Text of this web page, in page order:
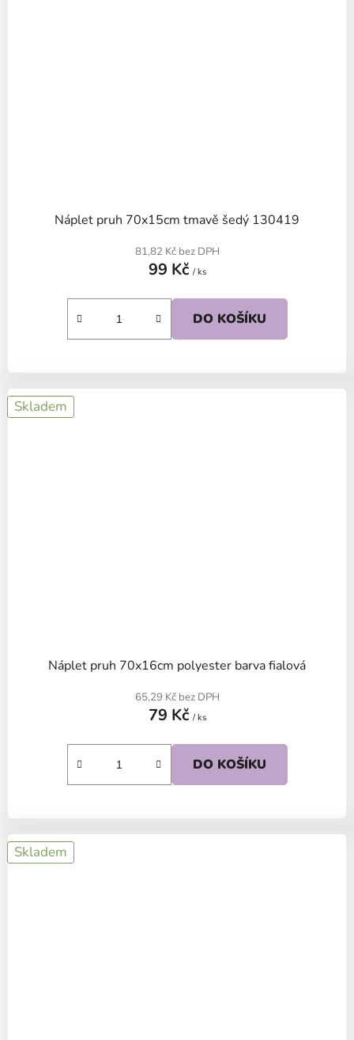
Náplet pruh 70x15cm tmavě šedý 130419
81,82 Kč bez DPH
99 Kč / ks
DO KOŠÍKU
Skladem
Náplet pruh 70x16cm polyester barva fialová
65,29 Kč bez DPH
79 Kč / ks
DO KOŠÍKU
Skladem